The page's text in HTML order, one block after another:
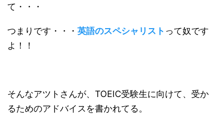
て・・・
つまりです・・・ 英語のスペシャリスト って奴です
よ！！
そんなアツトさんが、TOEIC受験生に向けて、受か
るためのアドバイスを書かれてる。